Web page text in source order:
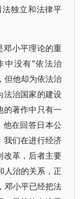
独立和法律平
邓小平理论的重
中没有“依法治
但他却为依法治
法治国家的建设
的著作中只有一
他在回答日本公
我们在进行经济
改革，后者主要
人治的关系，正
邓小平已经把法